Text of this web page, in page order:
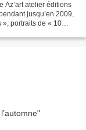
Az’art atelier éditions
jusqu’en 2009,
», portraits de « 10